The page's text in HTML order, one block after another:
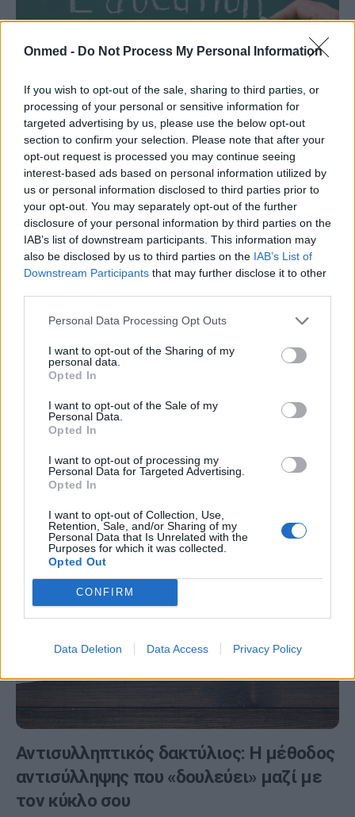
Onmed - Do Not Process My Personal Information
If you wish to opt-out of the sale, sharing to third parties, or
processing of your personal or sensitive information for
targeted advertising by us, please use the below opt-out
section to confirm your selection. Please note that after your
opt-out request is processed you may continue seeing
interest-based ads based on personal information utilized by
us or personal information disclosed to third parties prior to
your opt-out. You may separately opt-out of the further
disclosure of your personal information by third parties on the
IAB’s list of downstream participants. This information may
also be disclosed by us to third parties on the IAB’s List of
Downstream Participants that may further disclose it to other
Personal Data Processing Opt Outs
I want to opt-out of the Sharing of my
personal data.
Opted In
I want to opt-out of the Sale of my
Personal Data.
Opted In
I want to opt-out of processing my
Personal Data for Targeted Advertising.
Opted In
I want to opt-out of Collection, Use,
Retention, Sale, and/or Sharing of my
Personal Data that Is Unrelated with the
Purposes for which it was collected.
Opted Out
CONFIRM
Data Deletion Data Access Privacy Policy
σχολεία;
Πόσο σημαντικός είναι ο ρόλος της σεξουαλικής
αγωγής στα παιδιά και στους εφήβους; Πρέπει το
μάθημα αυτό να μπει στα…
Όσα θέλεις να μάθεις για το mini χάπι
Το αντισυλληπτικό αυτό χάπι που πρέπει να παίρνεις
Αντισυλληπτικός δακτύλιος: Η μέθοδος
αντισύλληψης που «δουλεύει» μαζί με
τον κύκλο σου